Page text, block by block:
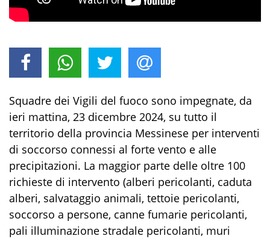
Squadre dei Vigili del fuoco sono impegnate, da
ieri mattina, 23 dicembre 2024, su tutto il
territorio della provincia Messinese per interventi
di soccorso connessi al forte vento e alle
precipitazioni. La maggior parte delle oltre 100
richieste di intervento (alberi pericolanti, caduta
alberi, salvataggio animali, tettoie pericolanti,
soccorso a persone, canne fumarie pericolanti,
pali illuminazione stradale pericolanti, muri